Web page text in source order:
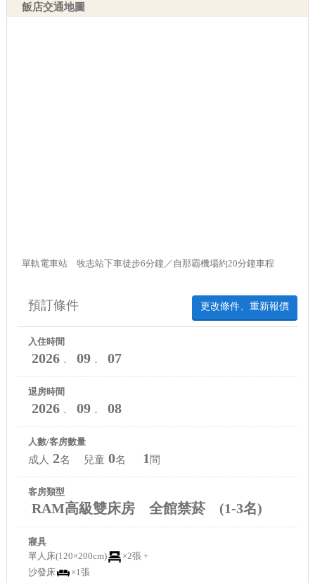
飯店交通地圖
單軌電車站 牧志站下車徒步6分鐘／自那霸機場約20分鐘車程
更改條件、重新報價
預訂條件
入住時間
2026． 09． 07
退房時間
2026． 09． 08
人數/客房數量
成人 2名 兒童 0名 1 間
客房類型
RAM高級雙床房 全館禁菸 (1-3名)
寢具
單人床(120×200cm)
×2張 +
沙發床
×1張